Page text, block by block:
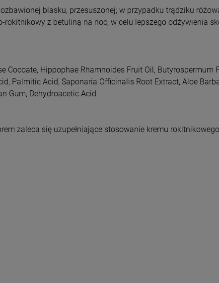
blasku, przesuszonej; w przypadku trądziku
z betuliną na noc, w celu lepszego odżywienia
Cocoate, Hippophae Rhamnoides Fruit Oil, Butyrospermum
Palmitic Acid, Saponaria Officinalis Root Extract, Aloe
Gum, Dehydroacetic Acid.
zaleca się uzupełniające stosowanie kremu